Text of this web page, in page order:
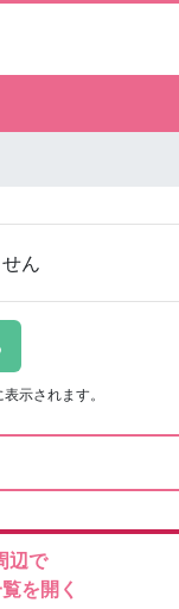
ん
表示されます。
辺で
を開く